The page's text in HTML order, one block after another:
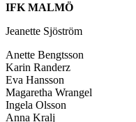
IFK MALMÖ
Jeanette Sjöström
Anette Bengtsson
Karin Randerz
Eva Hansson
Magaretha Wrangel
Ingela Olsson
Anna Kralj